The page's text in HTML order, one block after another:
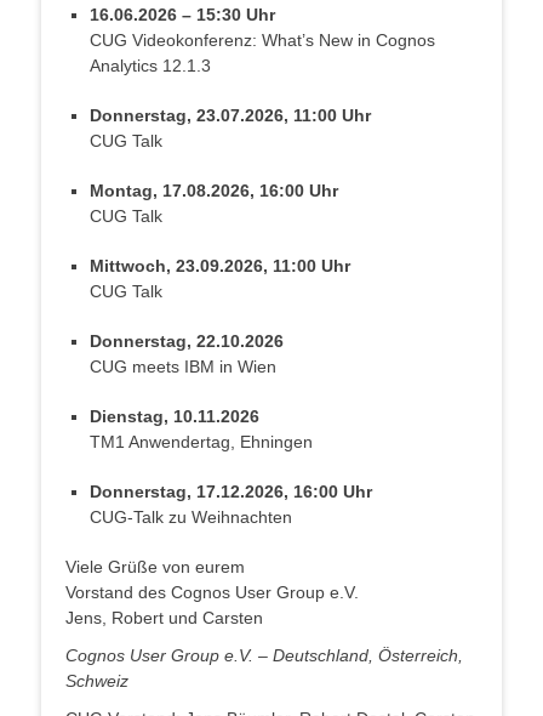
16.06.2026 – 15:30 Uhr
CUG Videokonferenz: What’s New in Cognos
Analytics 12.1.3
Donnerstag, 23.07.2026, 11:00 Uhr
CUG Talk
Montag, 17.08.2026, 16:00 Uhr
CUG Talk
Mittwoch, 23.09.2026, 11:00 Uhr
CUG Talk
Donnerstag, 22.10.2026
CUG meets IBM in Wien
Dienstag, 10.11.2026
TM1 Anwendertag, Ehningen
Donnerstag, 17.12.2026, 16:00 Uhr
CUG-Talk zu Weihnachten
Viele Grüße von eurem
Vorstand des Cognos User Group e.V.
Jens, Robert und Carsten
Cognos User Group e.V. – Deutschland, Österreich,
Schweiz